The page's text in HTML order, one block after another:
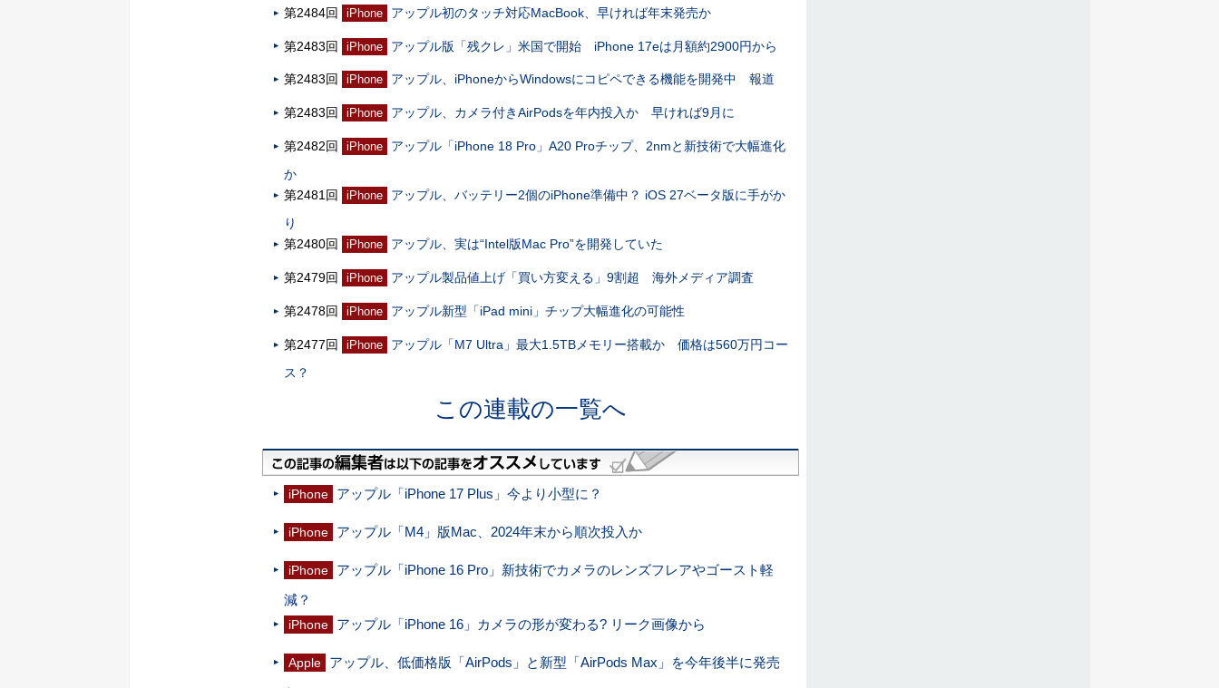
第2484回 iPhone アップル初のタッチ対応MacBook、早ければ年末発売か
第2483回 iPhone アップル版「残クレ」米国で開始 iPhone 17eは月額約2900円から
第2483回 iPhone アップル、iPhoneからWindowsにコピペできる機能を開発中 報道
第2483回 iPhone アップル、カメラ付きAirPodsを年内投入か 早ければ9月に
第2482回 iPhone
アップル「iPhone 18 Pro」A20 Proチップ、2nmと新技術で大幅進化
か
第2481回
iPhone
アップル、バッテリー2個のiPhone準備中？ iOS 27ベータ版に手がか
り
第2480回
iPhone アップル、実は“Intel版Mac Pro”を開発していた
第2479回 iPhone アップル製品値上げ「買い方変える」9割超 海外メディア調査
第2478回 iPhone アップル新型「iPad mini」チップ大幅進化の可能性
第2477回 iPhone
アップル「M7 Ultra」最大1.5TBメモリー搭載か 価格は560万円コー
ス？
この連載の一覧へ
iPhone アップル「iPhone 17 Plus」今より小型に？
iPhone アップル「M4」版Mac、2024年末から順次投入か
iPhone
アップル「iPhone 16 Pro」新技術でカメラのレンズフレアやゴースト軽
減？
iPhone アップル「iPhone 16」カメラの形が変わる? リーク画像から
Apple
アップル、低価格版「AirPods」と新型「AirPods Max」を今年後半に発売